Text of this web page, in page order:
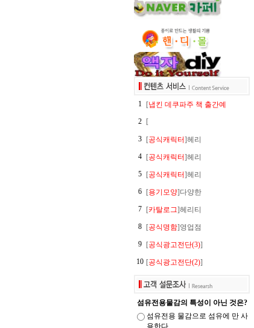
1 [냅킨 데쿠파주 책 출간예
2
[
3 [공식캐릭터]헤리
4
[공식캐릭터]헤리
5
[공식캐릭터]헤리
6
[용기모양]다양한
7
[카탈로그]헤리티
8
[공식명함]영업점
9
[공식광고전단(3)]
10 [공식광고전단(2)]
섬유전용물감의 특성이 아닌 것은?
섬유전용 물감으로 섬유에 만 사
용한다.